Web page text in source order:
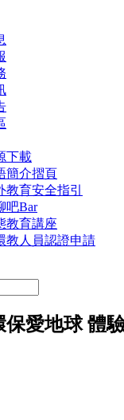
下載
簡介摺頁
教育安全指引
吧Bar
教育講座
教人員認證申請
保愛地球 體